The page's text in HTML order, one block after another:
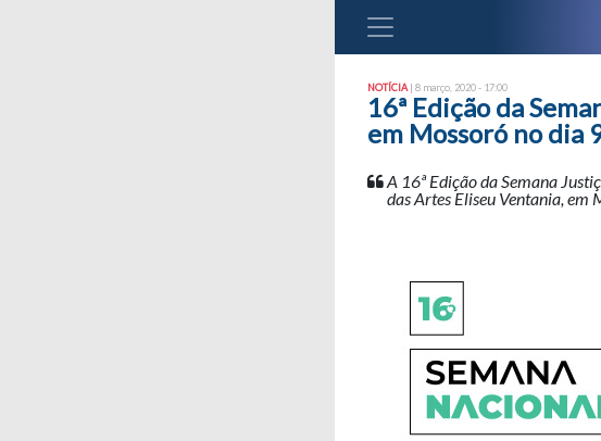
NOTÍCIA | 8 março, 2020 - 17:00
16ª Edição da
em Mossoró no dia
A 16ª Edição da Semana
das Artes Eliseu Ventania, em